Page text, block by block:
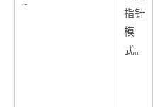
~
指针
模
式。